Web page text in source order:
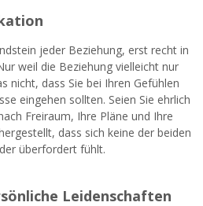
jeder Beziehung, erst recht in
weil die Beziehung vielleicht nur
nicht, dass Sie bei Ihren Gefühlen
eingehen sollten. Seien Sie ehrlich
Freiraum, Ihre Pläne und Ihre
dass sich keine der beiden
überfordert fühlt.
Leidenschaften